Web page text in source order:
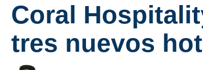
Coral
tres nuevos